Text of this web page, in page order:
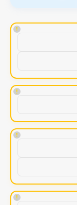
!
!
!
!